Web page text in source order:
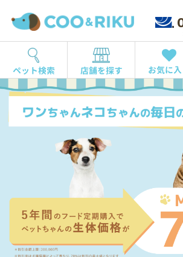
ペット検索 店舗を探す お気に入